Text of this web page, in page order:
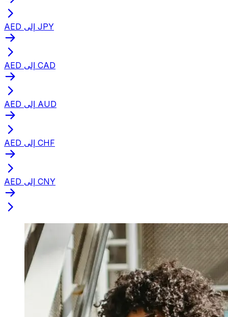
AED إلى JPY
AED إلى CAD
AED إلى AUD
AED إلى CHF
AED إلى CNY